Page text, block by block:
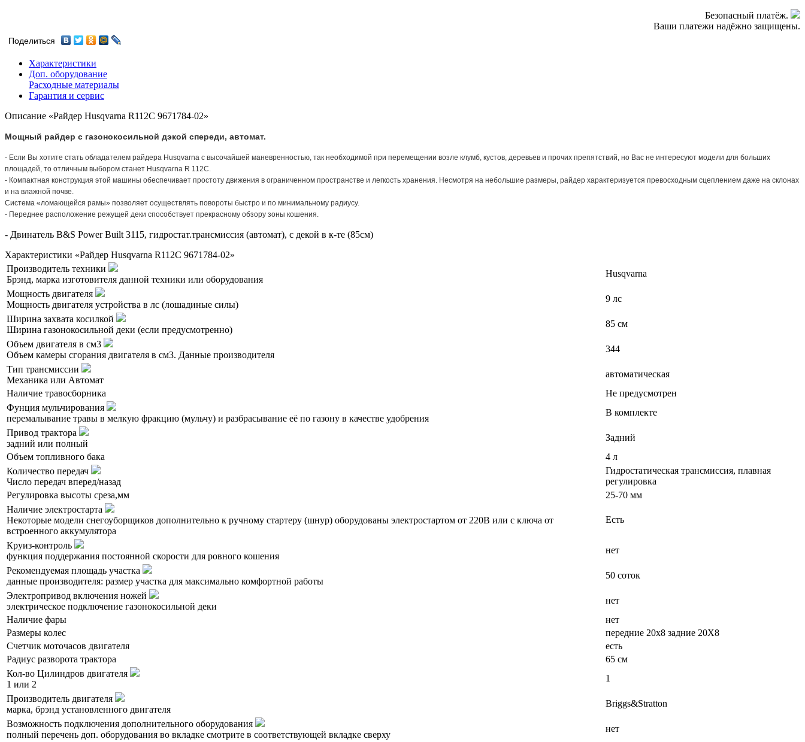
Безопасный платёж.
Ваши платежи надёжно защищены.
Поделиться
Характеристики
Доп. оборудование
Расходные материалы
Гарантия и сервис
Описание «Райдер Husqvarna R112C 9671784-02»
Мощный райдер с газонокосильной дэкой спереди, автомат.
- Если Вы хотите стать обладателем райдера Husqvarna с высочайшей маневренностью, так необходимой при перемещении возле клумб, кустов, деревьев и прочих препятствий, но Вас не интересуют модели для больших
площадей, то отличным выбором станет Husqvarna R 112C.
- Компактная конструкция этой машины обеспечивает простоту движения в ограниченном пространстве и легкость хранения. Несмотря на небольшие размеры, райдер характеризуется превосходным сцеплением даже на склонах
и на влажной почве.
Система «ломающейся рамы» позволяет осуществлять повороты быстро и по минимальному радиусу.
- Переднее расположение режущей деки способствует прекрасному обзору зоны кошения.
- Двинатель B&S Power Built 3115, гидростат.трансмиссия (автомат), с декой в к-те (85см)
Характеристики «Райдер Husqvarna R112C 9671784-02»
Производитель техники
Брэнд, марка изготовителя данной техники или оборудования
Husqvarna
Мощность двигателя
Мощность двигателя устройства в лс (лошадиные силы)
9 лс
Ширина захвата косилкой
Ширина газонокосильной деки (если предусмотренно)
85 см
Объем двигателя в см3
Объем камеры сгорания двигателя в см3. Данные производителя
344
Тип трансмиссии
Механика или Автомат
автоматическая
Наличие травосборника
Не предусмотрен
Фунция мульчирования
перемалывание травы в мелкую фракцию (мульчу) и разбрасывание её по газону в качестве удобрения
В комплекте
Привод трактора
задний или полный
Задний
Объем топливного бака
4 л
Количество передач
Число передач вперед/назад
Гидростатическая трансмиссия, плавная
регулировка
Регулировка высоты среза,мм
25-70 мм
Наличие электростарта
Некоторые модели снегоуборщиков дополнительно к ручному стартеру (шнур) оборудованы электростартом от 220В или с ключа от
встроенного аккумулятора
Есть
Круиз-контроль
функция поддержания постоянной скорости для ровного кошения
нет
Рекомендуемая площадь участка
данные производителя: размер участка для максимально комфортной работы
50 соток
Электропривод включения ножей
электрическое подключение газонокосильной деки
нет
Наличие фары
нет
Размеры колес
передние 20х8 задние 20Х8
Счетчик моточасов двигателя
есть
Радиус разворота трактора
65 см
Кол-во Цилиндров двигателя
1 или 2
1
Производитель двигателя
марка, брэнд установленного двигателя
Briggs&Stratton
Возможность подключения дополнительного оборудования
полный перечень доп. оборудования во вкладке смотрите в соответствующей вкладке сверху
нет